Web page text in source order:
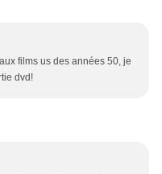
films us des années 50, je
dvd!